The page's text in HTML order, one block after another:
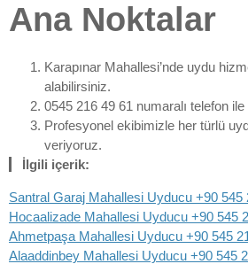
Ana Noktalar
Karapınar Mahallesi’nde uydu
alabilirsiniz.
0545 216 49 61 numaralı telefon
Profesyonel ekibimizle her türlü
veriyoruz.
İlgili içerik:
Santral Garaj Mahallesi Uyducu +90 545
Hocaalizade Mahallesi Uyducu +90 545
Ahmetpaşa Mahallesi Uyducu +90 545
Alaaddinbey Mahallesi Uyducu +90 545